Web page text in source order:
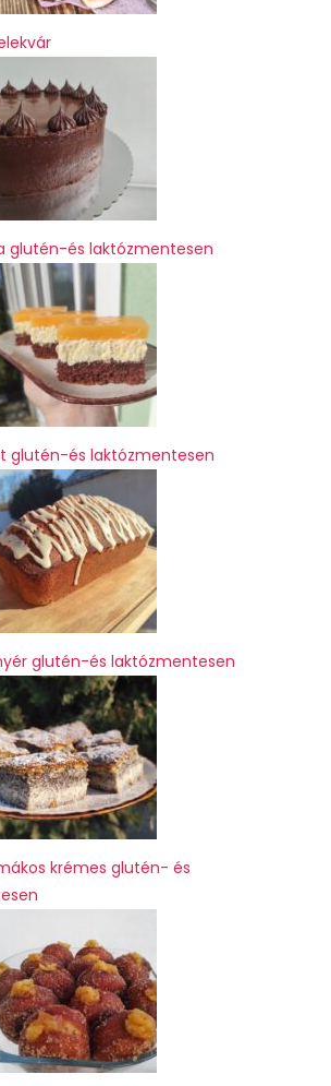
glutén-és laktózmentesen
glutén-és laktózmentesen
glutén-és laktózmentesen
krémes glutén- és